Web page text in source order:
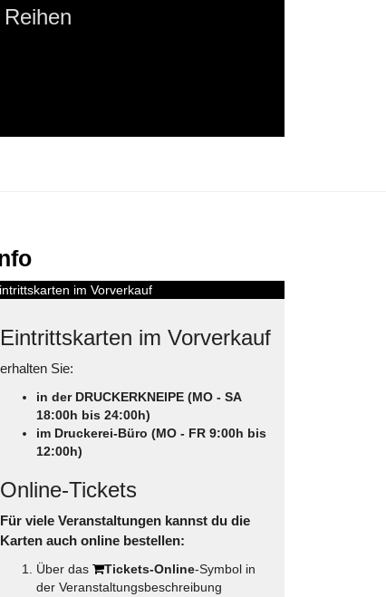
im Vorverkauf
Eintrittskarten im Vorverkauf
erhalten Sie:
in der DRUCKERKNEIPE (MO - SA
18:00h bis 24:00h)
im Druckerei-Büro (MO - FR 9:00h bis
12:00h)
Online-Tickets
Für viele Veranstaltungen kannst du die
Karten auch online bestellen:
Über das Tickets-Online-Symbol in
der Veranstaltungsbeschreibung